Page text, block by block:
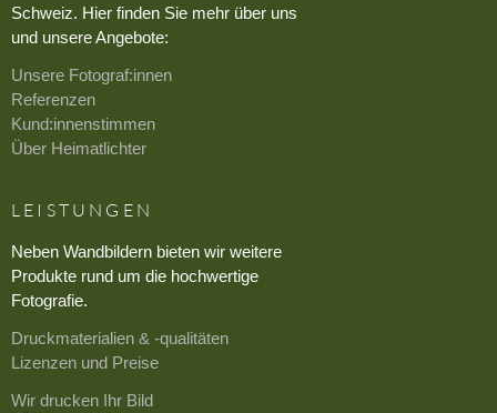
Schweiz. Hier finden Sie mehr über uns
und unsere Angebote:
Unsere Fotograf:innen
Referenzen
Kund:innenstimmen
Über Heimatlichter
LEISTUNGEN
Neben Wandbildern bieten wir weitere
Produkte rund um die hochwertige
Fotografie.
Druckmaterialien & -qualitäten
Lizenzen und Preise
Wir drucken Ihr Bild